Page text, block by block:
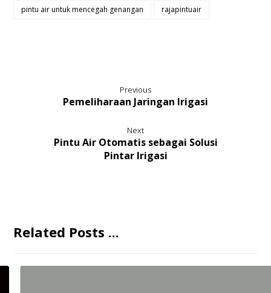
pintu air untuk mencegah genangan rajapintuair
Previous
Pemeliharaan Jaringan Irigasi
Next
Pintu Air Otomatis sebagai Solusi
Pintar Irigasi
Related Posts ...